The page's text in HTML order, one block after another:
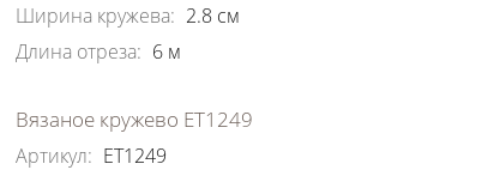
Ширина кружева: 2.8 см
Длина отреза: 6 м
Вязаное кружево ЕТ1249
Артикул: ЕТ1249